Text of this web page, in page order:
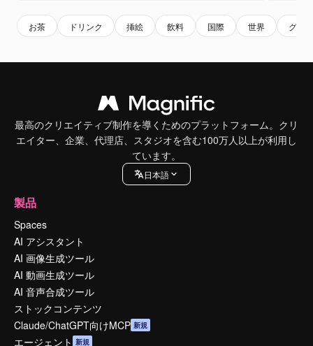
お茶 ドリンク 挿絵 飲料 国際 世界 グロ
最高のクリエイティブ制作を導くためのプラットフォーム。クリ
エイター、企業、代理店、スタジオを含む100万人以上が利用し
ています。
日本語
製品
Spaces
AI アシスタント
AI 画像生成ツール
AI 動画生成ツール
AI 音声合成ツール
ストックコンテンツ
Claude/ChatGPT向けMCP 新規
エージェント 新規